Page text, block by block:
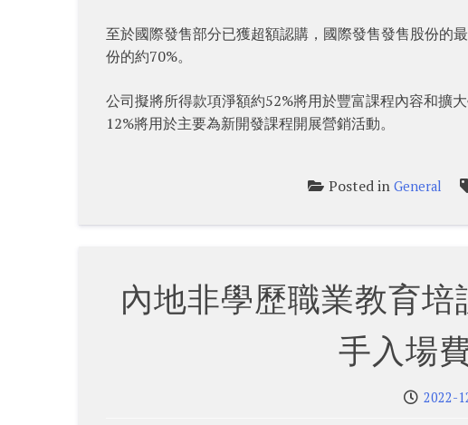
至於國際發售部分已獲超額認購，國際發售發售股份的
份的約70%。
公司擬將所得款項淨額約52%將用於豐富課程內容和擴
12%將用於主要為新開發課程開展營銷活動。
Posted in General
內地非學歷職業教育
手入場
2022-